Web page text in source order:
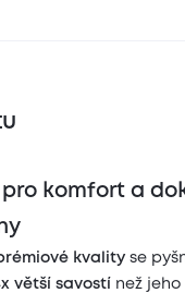
pro komfort a
kvality se
větší savostí než